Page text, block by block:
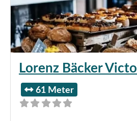
Lorenz Bäcker
61 Meter